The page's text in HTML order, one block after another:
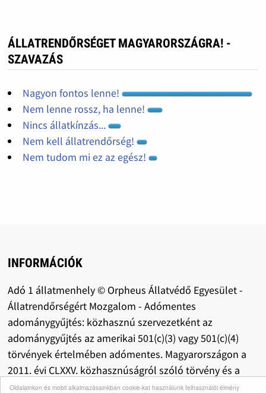
Oldalainkon és mobil alkalmazásainkban cookie-kat használunk felhasználói élmény
ÁLLATRENDŐRSÉGET MAGYARORSZÁGRA! -
SZAVAZÁS
Nagyon fontos lenne!
Nem lenne rossz, ha lenne!
Nincs állatkínzás...
Nem kell állatrendőrség!
Nem tudom mi ez az egész!
INFORMÁCIÓK
Adó 1 állatmenhely © Orpheus Állatvédő Egyesület -
Állatrendőrségért Mozgalom - Adómentes
adománygyűjtés: közhasznú szervezetként az
adománygyűjtés az amerikai 501(c)(3) vagy 501(c)(4)
törvények értelmében adómentes. Magyarországon a
2011. évi CLXXV. közhasznúságról szóló törvény és a
kapcsolódó jogszabályok értelmében adómentes a